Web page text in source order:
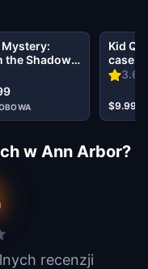
the Shadows
3.67
Kid
case
$9.99
w Ann Arbor?
recenzji